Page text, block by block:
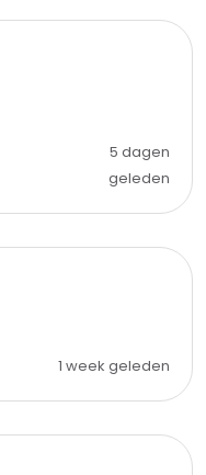
5 dagen
geleden
1 week geleden